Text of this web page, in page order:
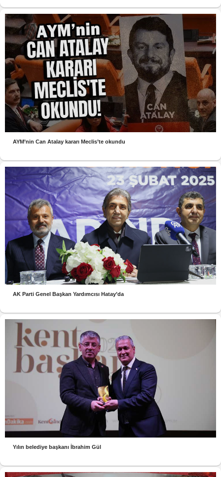
AYM’nin Can Atalay kararı Meclis’te okundu
AK Parti Genel Başkan Yardımcısı Hatay’da
Yılın belediye başkanı İbrahim Gül